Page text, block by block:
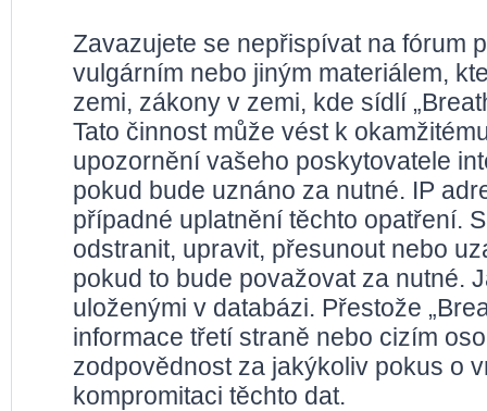
Zavazujete se nepřispívat na fórum
vulgárním nebo jiným materiálem,
zemi, zákony v zemi, kde sídlí
Tato činnost může vést k
upozornění vašeho poskytovatele
pokud bude uznáno za nutné. IP
případné uplatnění těchto opatření.
odstranit, upravit, přesunout nebo
pokud to bude považovat za nutné.
uloženými v databázi. Přestože
informace třetí straně nebo cizím
zodpovědnost za jakýkoliv pokus o
kompromitaci těchto dat.